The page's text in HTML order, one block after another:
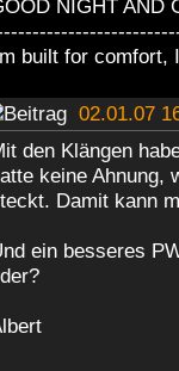
NIGHT AND
built for comfort,
02.01.07
den Klängen
keine Ahnung,
Damit kann
ein besseres